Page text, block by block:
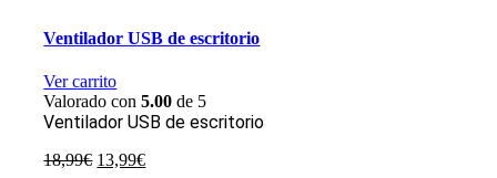
Ventilador USB de escritorio
Ver carrito
Valorado con5.00 de 5
Ventilador USB de escritorio
18,99€ El
13,99€El